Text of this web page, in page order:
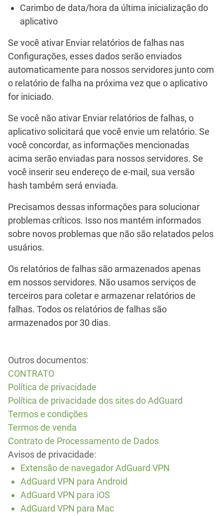
Carimbo de data/hora da última inicialização do
aplicativo
Se você ativar Enviar relatórios de falhas nas
Configurações, esses dados serão enviados
automaticamente para nossos servidores junto com
o relatório de falha na próxima vez que o aplicativo
for iniciado.
Se você não ativar Enviar relatórios de falhas, o
aplicativo solicitará que você envie um relatório. Se
você concordar, as informações mencionadas
acima serão enviadas para nossos servidores. Se
você inserir seu endereço de e-mail, sua versão
hash também será enviada.
Precisamos dessas informações para solucionar
problemas críticos. Isso nos mantém informados
sobre novos problemas que não são relatados pelos
usuários.
Os relatórios de falhas são armazenados apenas
em nossos servidores. Não usamos serviços de
terceiros para coletar e armazenar relatórios de
falhas. Todos os relatórios de falhas são
armazenados por 30 dias.
Outros documentos:
CONTRATO
Política de privacidade
Política de privacidade dos sites do AdGuard
Termos e condições
Termos de venda
Contrato de Processamento de Dados
Avisos de privacidade:
Extensão de navegador AdGuard VPN
AdGuard VPN para Android
AdGuard VPN para iOS
AdGuard VPN para Mac